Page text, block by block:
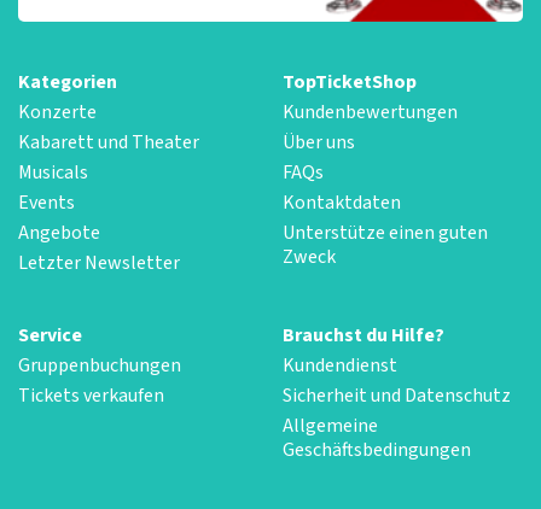
Kategorien
Konzerte
Kabarett und Theater
Musicals
Events
Angebote
Letzter Newsletter
TopTicketShop
Kundenbewertungen
Über uns
FAQs
Kontaktdaten
Unterstütze einen guten
Zweck
Service
Gruppenbuchungen
Tickets verkaufen
Brauchst du Hilfe?
Kundendienst
Sicherheit und Datenschutz
Allgemeine
Geschäftsbedingungen